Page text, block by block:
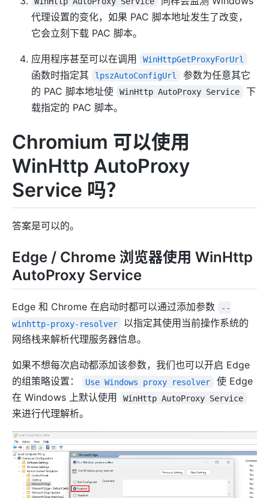
代理设置的变化，如果 PAC 脚本地址发生了改变，
它会立刻下载 PAC 脚本。
应用程序甚至可以在调用 WinHttpGetProxyForUrl
函数时指定其 lpszAutoConfigUrl
参数为任意其它
的 PAC 脚本地址使
WinHttp AutoProxy Service
下
载指定的 PAC 脚本。
Chromium 可以使用
WinHttp AutoProxy
Service 吗？
答案是可以的。
Edge / Chrome 浏览器使用 WinHttp
AutoProxy Service
Edge 和 Chrome 在启动时都可以通过添加参数
--
winhttp-proxy-resolver
以指定其使用当前操作系统的
网络栈来解析代理服务器信息。
如果不想每次启动都添加该参数，我们也可以开启 Edge
的组策略设置：
Use Windows proxy resolver
使 Edge
在 Windows 上默认使用
WinHttp AutoProxy Service
来进行代理解析。